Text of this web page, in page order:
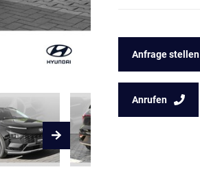
Anfrage stellen
Anrufen